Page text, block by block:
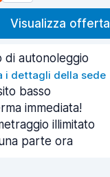
Visualizza offerta
di autonoleggio
i dettagli della sede
basso
immediata!
illimitato
parte ora